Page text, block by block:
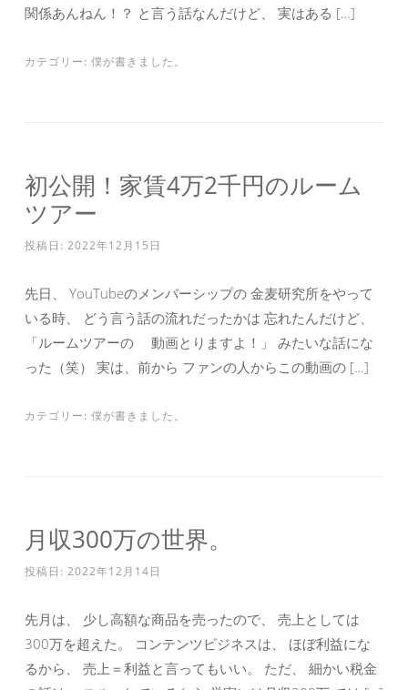
関係あんねん！？ と言う話なんだけど、 実はある […]
カテゴリー: 僕が書きました。
初公開！家賃4万2千円のルーム
ツアー
投稿日: 2022年12月15日
先日、 YouTubeのメンバーシップの 金麦研究所をやって
いる時、 どう言う話の流れだったかは 忘れたんだけど、
「ルームツアーの 動画とりますよ！」 みたいな話にな
った（笑） 実は、前から ファンの人からこの動画の […]
カテゴリー: 僕が書きました。
月収300万の世界。
投稿日: 2022年12月14日
先月は、 少し高額な商品を売ったので、 売上としては
300万を超えた。 コンテンツビジネスは、 ほぼ利益にな
るから、 売上＝利益と言ってもいい。 ただ、 細かい税金